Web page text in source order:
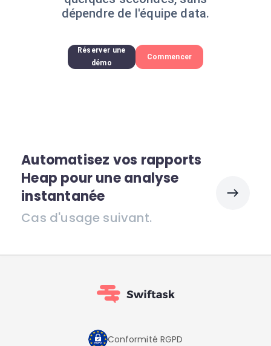
dépendre de l'équipe data.
Réserver une
démo
Commencer
Automatisez vos rapports
Heap pour une analyse
instantanée
Cas d'usage suivant.
Conformité RGPD